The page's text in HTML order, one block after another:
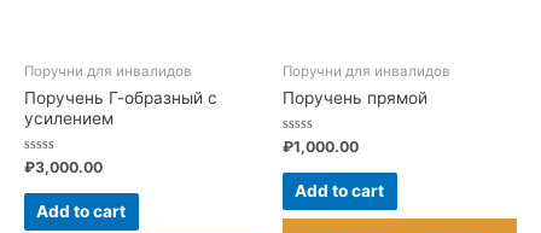
Поручни для инвалидов
Поручень Г-образный с
усилением
Rated
out
₽3,000.00
Add to cart
Поручни для инвалидов
Поручень прямой
Rated
out
₽1,000.00
Add to cart